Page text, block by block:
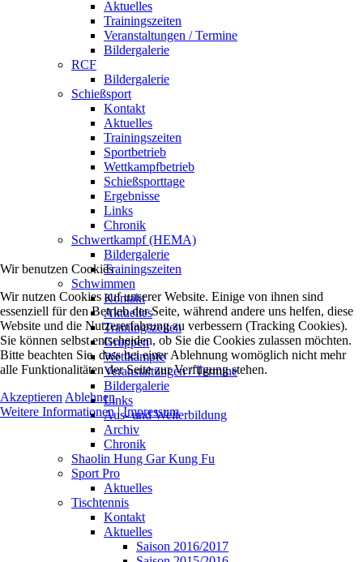
Aktuelles
Trainingszeiten
Veranstaltungen / Termine
Bildergalerie
RCF
Bildergalerie
Schießsport
Kontakt
Aktuelles
Trainingszeiten
Sportbetrieb
Wettkampfbetrieb
Schießsporttage
Ergebnisse
Links
Chronik
Schwertkampf (HEMA)
Bildergalerie
Trainingszeiten
Schwimmen
Kontakt
Aktuelles
Trainingszeiten
Gruppen
Wettkämpfe
Veranstaltungen / Termine
Bildergalerie
Links
Aus- und Weiterbildung
Archiv
Chronik
Shaolin Hung Gar Kung Fu
Sport Pro
Aktuelles
Tischtennis
Kontakt
Aktuelles
Saison 2016/2017
Wir benutzen Cookies
Wir nutzen Cookies auf unserer Website. Einige von ihnen sind
essenziell für den Betrieb der Seite, während andere uns helfen, diese
Website und die Nutzererfahrung zu verbessern (Tracking Cookies).
Sie können selbst entscheiden, ob Sie die Cookies zulassen möchten.
Bitte beachten Sie, dass bei einer Ablehnung womöglich nicht mehr
alle Funktionalitäten der Seite zur Verfügung stehen.
Akzeptieren Ablehnen
Weitere Informationen|Impressum